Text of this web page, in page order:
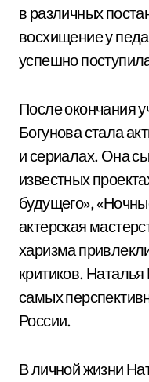
в различных
восхищение у
успешно
После окончания
Богунова стала
и сериалах. Она
известных
будущего»,
актерская
харизма
критиков.
самых
России.
В личной жизни